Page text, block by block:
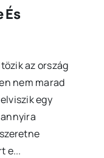
És
az ország
nem marad
egy
e...